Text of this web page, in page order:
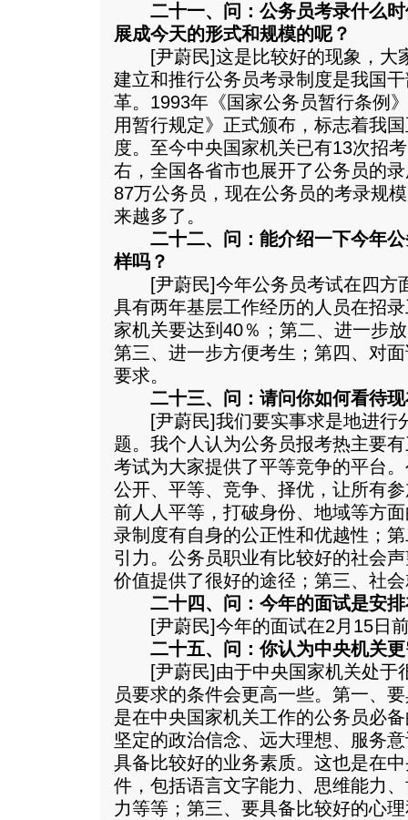
二十一、问：公务员考录什么
展成今天的形式和规模的呢？
[尹蔚民]这是比较好的现象，大
建立和推行公务员考录制度是我国
革。1993年《国家公务员暂行条例
用暂行规定》正式颁布，标志着我
度。至今中央国家机关已有13次招
右，全国各省市也展开了公务员的
87万公务员，现在公务员的考录规
来越多了。
二十二、问：能介绍一下今年
样吗？
[尹蔚民]今年公务员考试在四方
具有两年基层工作经历的人员在招
家机关要达到40％；第二、进一步
第三、进一步方便考生；第四、对
要求。
二十三、问：请问你如何看待
[尹蔚民]我们要实事求是地进行
题。我个人认为公务员报考热主要
考试为大家提供了平等竞争的平台
公开、平等、竞争、择优，让所有
前人人平等，打破身份、地域等方
录制度有自身的公正性和优越性；
引力。公务员职业有比较好的社会
价值提供了很好的途径；第三、社
二十四、问：今年的面试是安
[尹蔚民]今年的面试在2月15日
二十五、问：你认为中央机关
[尹蔚民]由于中央国家机关处于
员要求的条件会更高一些。第一、
是在中央国家机关工作的公务员必
坚定的政治信念、远大理想、服务
具备比较好的业务素质。这也是在
件，包括语言文字能力、思维能力
力等等；第三、要具备比较好的心